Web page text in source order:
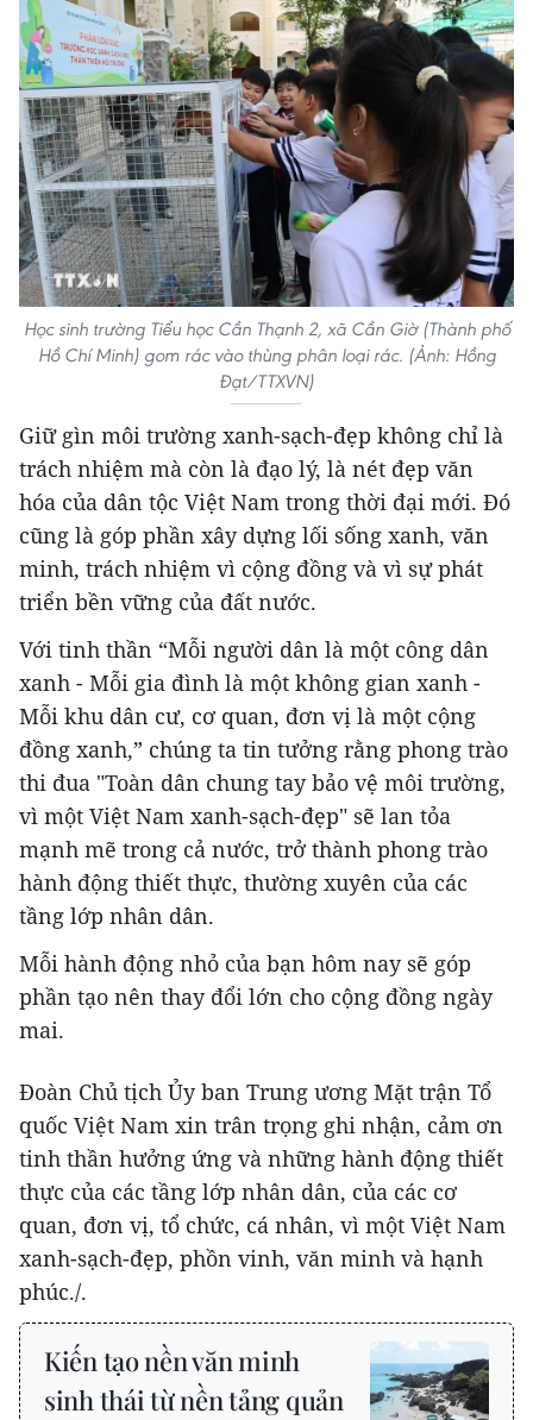
Học sinh trường Tiểu học Cần Thạnh 2, xã Cần Giờ (Thành phố
Hồ Chí Minh) gom rác vào thùng phân loại rác. (Ảnh: Hồng
Đạt/TTXVN)
Giữ gìn môi trường xanh-sạch-đẹp không chỉ là
trách nhiệm mà còn là đạo lý, là nét đẹp văn
hóa của dân tộc Việt Nam trong thời đại mới. Đó
cũng là góp phần xây dựng lối sống xanh, văn
minh, trách nhiệm vì cộng đồng và vì sự phát
triển bền vững của đất nước.
Với tinh thần “Mỗi người dân là một công dân
xanh - Mỗi gia đình là một không gian xanh -
Mỗi khu dân cư, cơ quan, đơn vị là một cộng
đồng xanh,” chúng ta tin tưởng rằng phong trào
thi đua "Toàn dân chung tay bảo vệ môi trường,
vì một Việt Nam xanh-sạch-đẹp" sẽ lan tỏa
mạnh mẽ trong cả nước, trở thành phong trào
hành động thiết thực, thường xuyên của các
tầng lớp nhân dân.
Mỗi hành động nhỏ của bạn hôm nay sẽ góp
phần tạo nên thay đổi lớn cho cộng đồng ngày
mai.
Đoàn Chủ tịch Ủy ban Trung ương Mặt trận Tổ
quốc Việt Nam xin trân trọng ghi nhận, cảm ơn
tinh thần hưởng ứng và những hành động thiết
thực của các tầng lớp nhân dân, của các cơ
quan, đơn vị, tổ chức, cá nhân, vì một Việt Nam
xanh-sạch-đẹp, phồn vinh, văn minh và hạnh
phúc./.
Kiến tạo nền văn minh
sinh thái từ nền tảng quản